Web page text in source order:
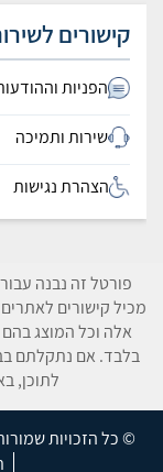
קישורים
הפניות
שירות ותמיכה
הצהרת נגישות
פורטל זה נבנה
מכיל קישורים
אלה וכל המוצג
בלבד. אם נתקלתם
לתוכן,
© כל הזכויות